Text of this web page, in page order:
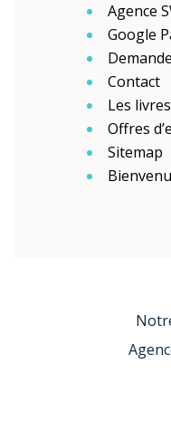
Agence
Google
Contact
Les
Offres
Sitemap